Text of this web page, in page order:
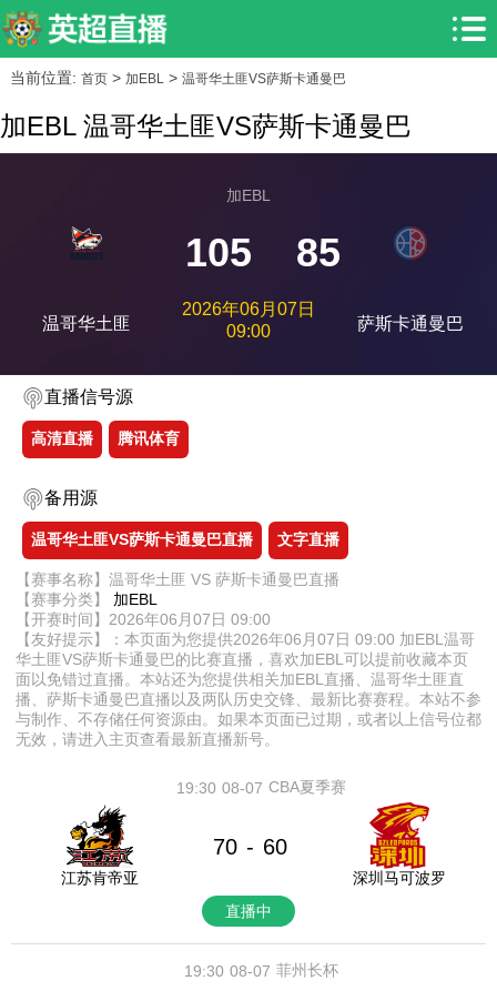
当前位置: 首页> 加EBL > 温哥华土匪VS萨斯卡通曼巴
加EBL 温哥华土匪VS萨斯卡通曼巴
温哥华土匪
加EBL
105 85
2026年06月07日
09:00
萨斯卡通曼巴
直播信号源
高清直播 腾讯体育
备用源
温哥华土匪VS萨斯卡通曼巴直播 文字直播
【赛事名称】温哥华土匪 VS 萨斯卡通曼巴直播
【赛事分类】 加EBL
【开赛时间】2026年06月07日 09:00
【友好提示】：本页面为您提供2026年06月07日 09:00 加EBL温哥
华土匪VS萨斯卡通曼巴的比赛直播，喜欢加EBL可以提前收藏本页
面以免错过直播。本站还为您提供相关加EBL直播、温哥华土匪直
播、萨斯卡通曼巴直播以及两队历史交锋、最新比赛赛程。本站不参
与制作、不存储任何资源由。如果本页面已过期，或者以上信号位都
无效，请进入主页查看最新直播新号。
08-07
19:30 CBA夏季赛
江苏肯帝亚
70 - 60
深圳马可波罗
直播中
08-07
19:30 菲州长杯